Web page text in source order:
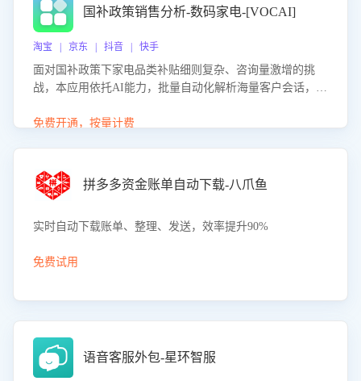
国补政策销售分析-数码家电-[VOCAI]
淘宝 | 京东 | 抖音 | 快手
面对国补政策下家电品类补贴细则复杂、咨询量激增的挑
战，本应用依托AI能力，批量自动化解析海量客户会话，精
购买意向，深度洞察决策动因。同时全面评估客服团队政策
度、客服转化能力及销售业绩。
免费开通，按量计费
拼多多资金账单自动下载-八爪鱼
实时自动下载账单、整理、发送，效率提升90%
免费试用
语音客服外包-星环智服